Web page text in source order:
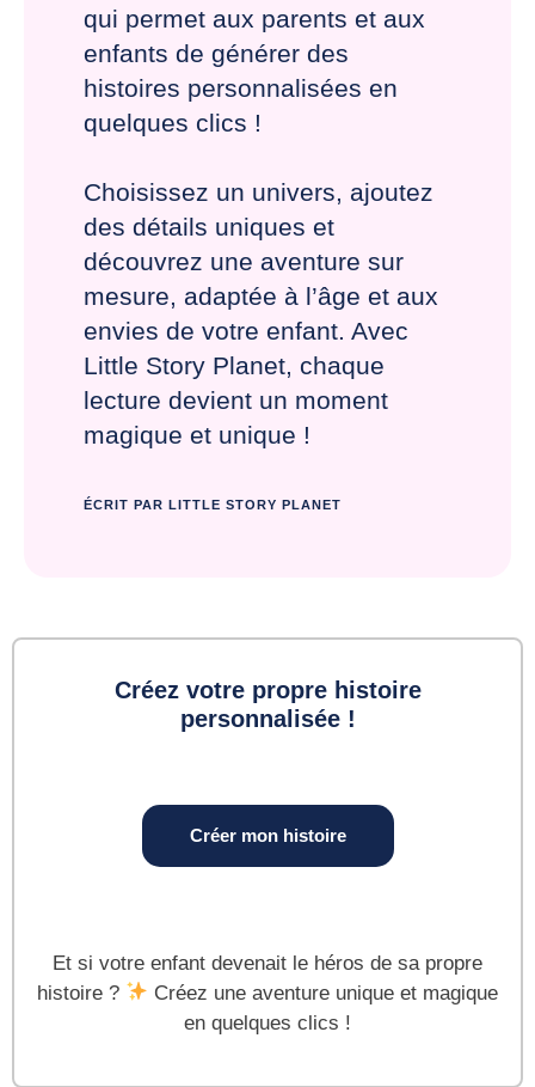
qui permet aux parents et aux
enfants de générer des
histoires personnalisées en
quelques clics !
Choisissez un univers, ajoutez
des détails uniques et
découvrez une aventure sur
mesure, adaptée à l’âge et aux
envies de votre enfant. Avec
Little Story Planet, chaque
lecture devient un moment
magique et unique !
ÉCRIT PAR LITTLE STORY PLANET
Créez votre propre histoire
personnalisée !
Créer mon histoire
Et si votre enfant devenait le héros de sa propre
histoire ?
Créez une aventure unique et magique
en quelques clics !